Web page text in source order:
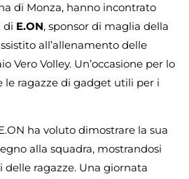
di Monza, hanno incontrato
di E.ON, sponsor di maglia della
all’allenamento delle
Vero Volley. Un’occasione per lo
le ragazze di gadget utili per i
ha voluto dimostrare la sua
alla squadra, mostrandosi
delle ragazze. Una giornata